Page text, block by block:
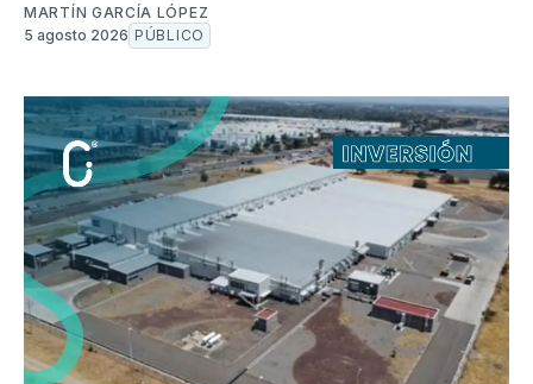
MARTÍN GARCÍA LÓPEZ
5 agosto 2026 PÚBLICO